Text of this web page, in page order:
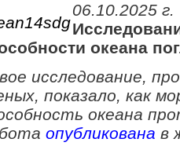
06.10.2025 г.
океана
исследование,
показало, как
океана
опубликована в